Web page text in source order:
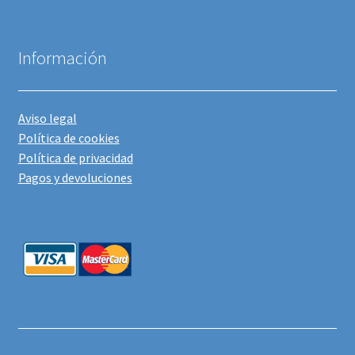
Información
Aviso legal
Política de cookies
Política de privacidad
Pagos y devoluciones